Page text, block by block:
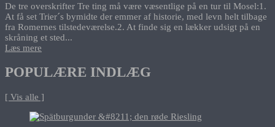
De tre overskrifter Tre ting må være væsentlige på en tur til Mosel:1.
At få set Trier´s bymidte der emmer af historie, med levn helt tilbage
fra Romernes tilstedeværelse.2. At finde sig en lækker udsigt på en
skråning et sted...
Læs mere
POPULÆRE INDLÆG
[ Vis alle ]